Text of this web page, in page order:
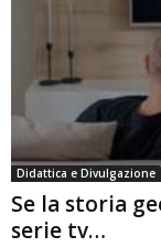
Didattica e Divulgazione
Se la storia
serie tv…